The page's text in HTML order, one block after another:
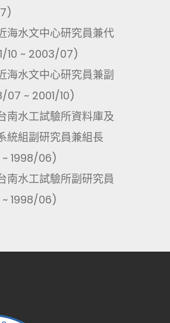
海水文中心研究員兼代
10 ~ 2003/07)
海水文中心研究員兼副
07 ~ 2001/10)
南水工試驗所資料庫及
統組副研究員兼組長
1998/06)
南水工試驗所副研究員
1998/06)